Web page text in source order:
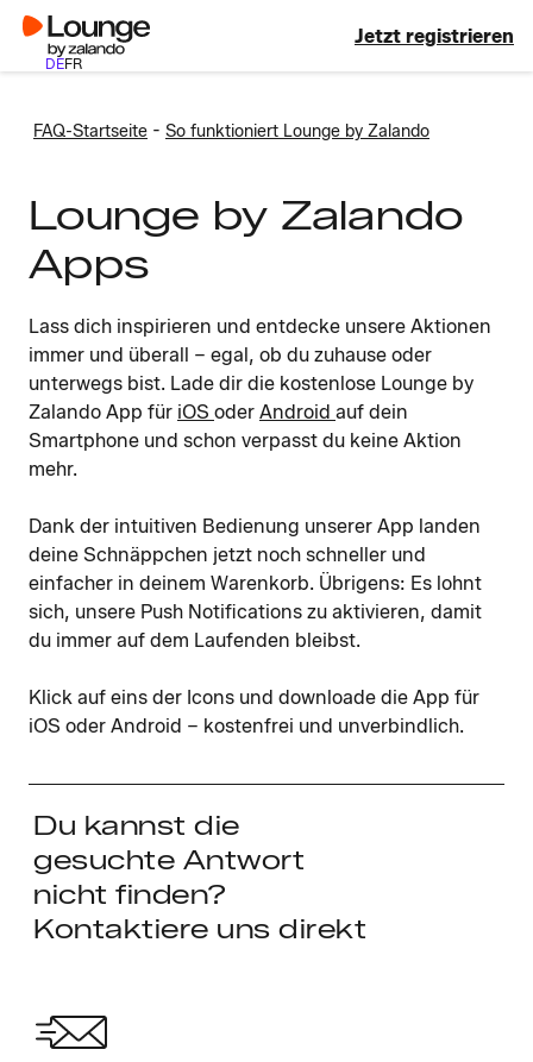
DEFR
Jetzt registrieren
FAQ-Startseite - So funktioniert Lounge by Zalando
Lounge by Zalando
Apps
Lass dich inspirieren und entdecke unsere Aktionen
immer und überall – egal, ob du zuhause oder
unterwegs bist. Lade dir die kostenlose Lounge by
Zalando App für iOS oder Android auf dein
Smartphone und schon verpasst du keine Aktion
mehr.
Dank der intuitiven Bedienung unserer App landen
deine Schnäppchen jetzt noch schneller und
einfacher in deinem Warenkorb. Übrigens: Es lohnt
sich, unsere Push Notifications zu aktivieren, damit
du immer auf dem Laufenden bleibst.
Klick auf eins der Icons und downloade die App für
iOS oder Android – kostenfrei und unverbindlich.
Du kannst die
gesuchte Antwort
nicht finden?
Kontaktiere uns direkt